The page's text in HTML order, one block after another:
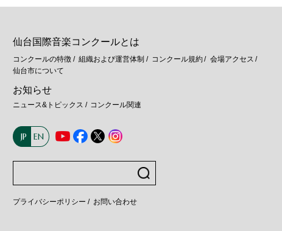
仙台国際音楽コンクールとは
コンクールの特徴 組織および運営体制 コンクール規約
会場アクセス
仙台市について
お知らせ
ニュース&トピックス コンクール関連
JP EN
プライバシーポリシー お問い合わせ